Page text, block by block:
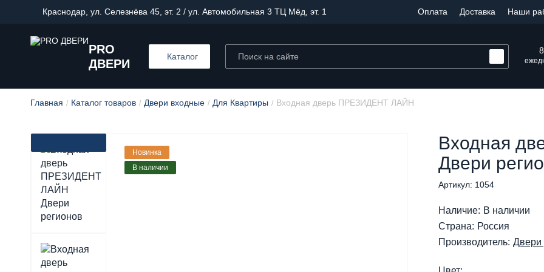
Краснодар, ул. Селезнёва 45, эт. 2 / ул. Автомобильная 3 ТЦ Мёд, эт. 1 Оплата Доставка Наши
PRO
ДВЕРИ
Каталог
Главная Каталог товаров Двери входные Для Квартиры Входная дверь ПРЕЗИДЕНТ ЛАЙН
Новинка
В наличии
Входная
Двери
Артикул: 1054
Наличие: В наличии
Страна: Россия
Производитель: Двери